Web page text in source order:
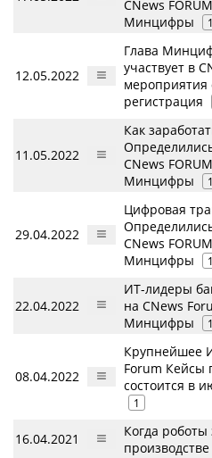
CNews
Минцифры
1
12.05.2022
Глава
участвует в
мероприятия
регистрация
11.05.2022
Как
CNews
Минцифры
1
29.04.2022
Цифровая
CNews
Минцифры
1
22.04.2022
ИТ-лидеры
на CNews
Минцифры
1
08.04.2022
Крупнейшее
Forum
состоится в
1
16.04.2021
Когда роботы
производстве